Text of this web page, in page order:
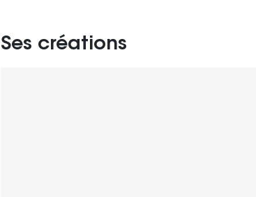
Ses créations